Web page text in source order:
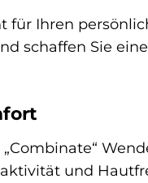
für Ihren
schaffen Sie
und